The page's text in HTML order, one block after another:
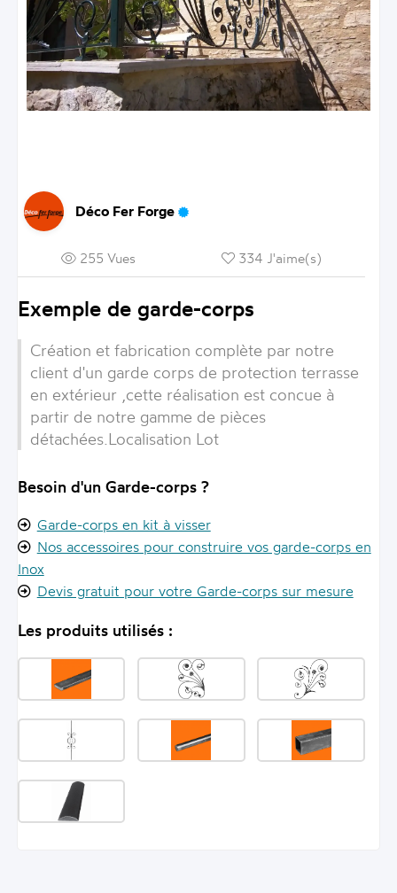
Déco Fer Forge
255 Vues 334 J'aime(s)
Exemple de garde-corps
Création et fabrication complète par notre
client d'un garde corps de protection terrasse
en extérieur ,cette réalisation est concue à
partir de notre gamme de pièces
détachées.Localisation Lot
Besoin d'un Garde-corps ?
Garde-corps en kit à visser
Nos accessoires pour construire vos garde-corps en
Inox
Devis gratuit pour votre Garde-corps sur mesure
Les produits utilisés :